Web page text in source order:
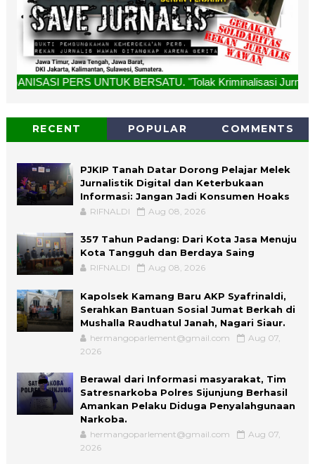
UNTUK BERSATU. "Tolak Kriminalisasi Jurnalis, Rekan
RECENT POPULAR COMMENTS
PJKIP Tanah Datar Dorong Pelajar Melek
Jurnalistik Digital dan Keterbukaan
Informasi: Jangan Jadi Konsumen Hoaks
RIFNALDI Aug 08, 2026
357 Tahun Padang: Dari Kota Jasa Menuju
Kota Tangguh dan Berdaya Saing
RIFNALDI Aug 08, 2026
Kapolsek Kamang Baru AKP Syafrinaldi,
Serahkan Bantuan Sosial Jumat Berkah di
Mushalla Raudhatul Janah, Nagari Siaur.
hermangoparlement@gmail.com
Aug 07,
2026
Berawal dari Informasi masyarakat, Tim
Satresnarkoba Polres Sijunjung Berhasil
Amankan Pelaku Diduga Penyalahgunaan
Narkoba.
hermangoparlement@gmail.com
Aug 07,
2026